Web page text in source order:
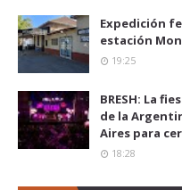
Expedición
estación
19:25
BRESH: La
de la
Aires para
18:28